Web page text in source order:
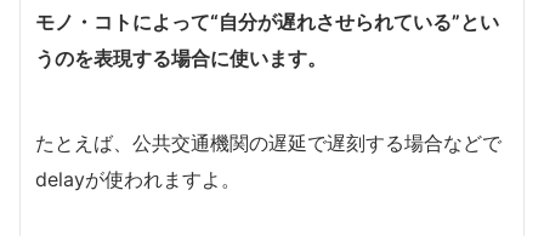
モノ・コトによって“自分が遅れさせられている”とい
うのを表現する場合に使います。
たとえば、公共交通機関の遅延で遅刻する場合などで
delayが使われますよ。